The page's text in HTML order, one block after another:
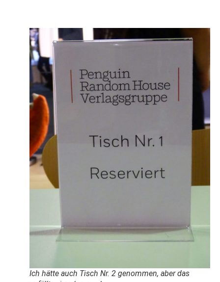
Ich hätte auch Tisch Nr. 2 genommen, aber das